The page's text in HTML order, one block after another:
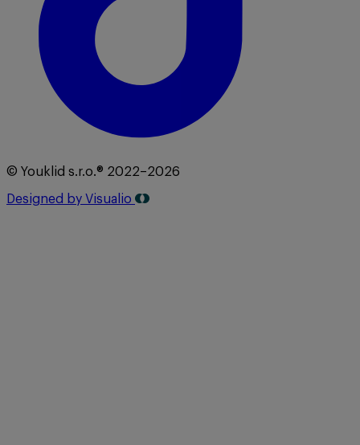
© Youklid s.r.o.® 2022–2026
Designed by Visualio